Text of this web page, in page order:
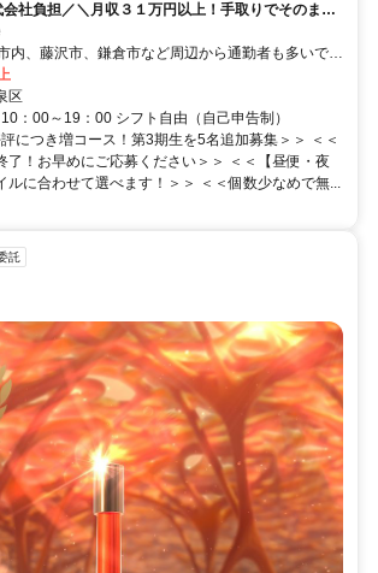
社負担／＼月収３１万円以上！手取りでそのまま
19時の短時間！／＼週払い可／＼日給保証／＼シ
区
：00～19：00 シフト自由（自己申告制）
につき増コース！第3期生を5名追加募集＞＞ ＜＜
了！お早めにご応募ください＞＞ ＜＜【昼便・夜
ルに合わせて選べます！＞＞ ＜＜個数少なめで無...
託